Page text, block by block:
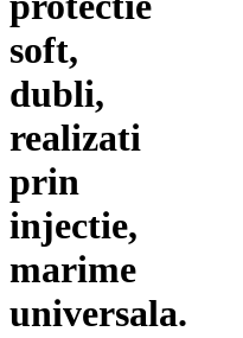
soft,
dubli,
realizati
prin
injectie,
marime
universala.